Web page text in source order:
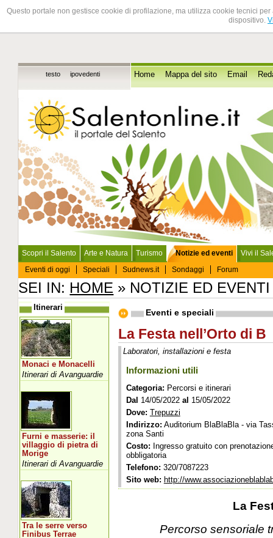
Questo portale non gestisce cookie di profilazione, ma utilizza cookie tecnici
dispositivo.
testo ipovedenti Home Mappa del sito Email
Scopri il Salento Arte e Natura Turismo
Notizie ed eventi
Eventi di oggi
Speciali Sudnews.it Sondaggi Forum
Vivi il
SEI IN: HOME » NOTIZIE ED
Eventi e speciali
La Festa nell’Orto di B
Laboratori, installazioni e festa
Informazioni utili
Categoria: Percorsi e itinerari
Dal 14/05/2022 al 15/05/2022
Dove: Trepuzzi
Indirizzo: Auditorium BlaBlaBla - via
zona Santi
Costo: Ingresso gratuito con
obbligatoria
Telefono: 320/7087223
Sito web: http://
La
Percorso sensoriale
Itinerari
Monaci e Monacelli
Itinerari di Avanguardie
Furni e masserie: il
villaggio di pietra di
Morige
Itinerari di Avanguardie
Tra le serre verso
Finibus Terrae